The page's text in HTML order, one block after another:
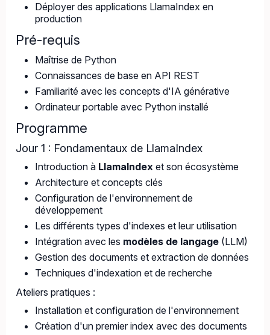
Déployer des applications LlamaIndex en
production
Pré-requis
Maîtrise de Python
Connaissances de base en API REST
Familiarité avec les concepts d'IA générative
Ordinateur portable avec Python installé
Programme
Jour 1 : Fondamentaux de LlamaIndex
Introduction à LlamaIndex et son écosystème
Architecture et concepts clés
Configuration de l'environnement de
développement
Les différents types d'indexes et leur utilisation
Intégration avec les modèles de langage (LLM)
Gestion des documents et extraction de données
Techniques d'indexation et de recherche
Ateliers pratiques :
Installation et configuration de l'environnement
Création d'un premier index avec des documents